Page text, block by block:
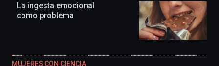
La ingesta emocional
como problema
MUJERES CON CIENCIA